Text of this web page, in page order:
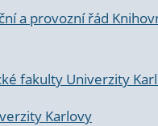
a provozní řád
fakulty Univerzity
Karlovy